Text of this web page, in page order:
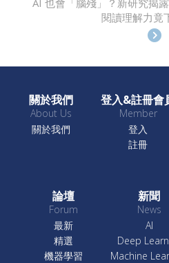
閱讀理解力竟
關於我們
About Us
關於我們
登入&註冊會
Member
登入
註冊
論壇
Forum
最新
精選
機器學習
新聞
News
AI
Deep
Machine